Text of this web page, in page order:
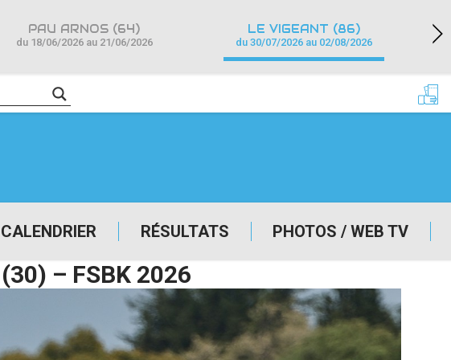
CALENDRIER RÉSULTATS PHOTOS / WEB TV
PAU ARNOS (64)
du 18/06/2026 au 21/06/2026
LE VIGEANT (86)
du 30/07/2026 au 02/08/2026
– FSBK 2026